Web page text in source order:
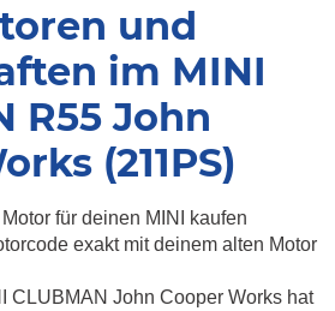
und
im MINI
R55 John
(211PS)
für deinen MINI kaufen
exakt mit deinem alten Motor
CLUBMAN John Cooper Works hat